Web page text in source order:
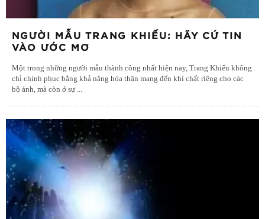
NGƯỜI MẪU TRANG KHIẾU: HÃY CỨ TIN
VÀO ƯỚC MƠ
Một trong những người mẫu thành công nhất hiện nay, Trang Khiếu không
chỉ chinh phục bằng khả năng hóa thân mang đến khí chất riêng cho các
bộ ảnh, mà còn ở sự